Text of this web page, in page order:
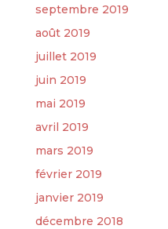
septembre 2019
août 2019
juillet 2019
juin 2019
mai 2019
avril 2019
mars 2019
février 2019
janvier 2019
décembre 2018